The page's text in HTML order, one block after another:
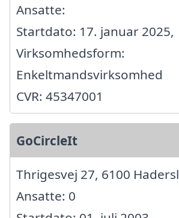
Ansatte:
Startdato: 17. januar 2025,
Virksomhedsform:
Enkeltmandsvirksomhed
CVR: 45347001
GoCircleIt
Thrigesvej 27, 6100
Ansatte: 0